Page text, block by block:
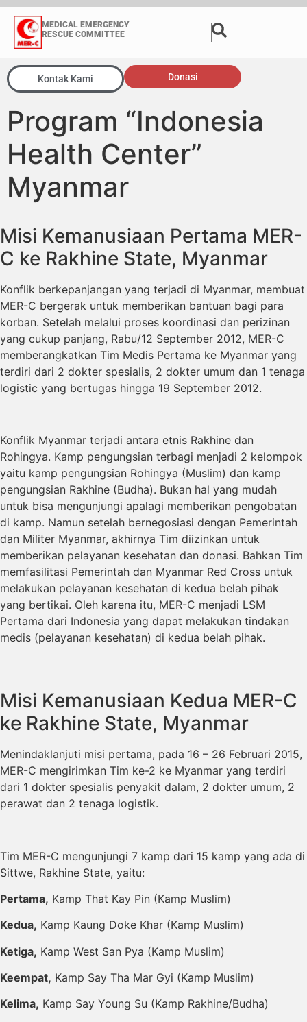
MEDICAL EMERGENCY
RESCUE COMMITTEE
Kontak Kami Donasi
Program “Indonesia
Health Center”
Myanmar
Misi Kemanusiaan Pertama MER-
C ke Rakhine State, Myanmar
Konflik berkepanjangan yang terjadi di Myanmar, membuat
MER-C bergerak untuk memberikan bantuan bagi para
korban. Setelah melalui proses koordinasi dan perizinan
yang cukup panjang, Rabu/12 September 2012, MER-C
memberangkatkan Tim Medis Pertama ke Myanmar yang
terdiri dari 2 dokter spesialis, 2 dokter umum dan 1 tenaga
logistic yang bertugas hingga 19 September 2012.
Konflik Myanmar terjadi antara etnis Rakhine dan
Rohingya. Kamp pengungsian terbagi menjadi 2 kelompok
yaitu kamp pengungsian Rohingya (Muslim) dan kamp
pengungsian Rakhine (Budha). Bukan hal yang mudah
untuk bisa mengunjungi apalagi memberikan pengobatan
di kamp. Namun setelah bernegosiasi dengan Pemerintah
dan Militer Myanmar, akhirnya Tim diizinkan untuk
memberikan pelayanan kesehatan dan donasi. Bahkan Tim
memfasilitasi Pemerintah dan Myanmar Red Cross untuk
melakukan pelayanan kesehatan di kedua belah pihak
yang bertikai. Oleh karena itu, MER-C menjadi LSM
Pertama dari Indonesia yang dapat melakukan tindakan
medis (pelayanan kesehatan) di kedua belah pihak.
Misi Kemanusiaan Kedua MER-C
ke Rakhine State, Myanmar
Menindaklanjuti misi pertama, pada 16 – 26 Februari 2015,
MER-C mengirimkan Tim ke-2 ke Myanmar yang terdiri
dari 1 dokter spesialis penyakit dalam, 2 dokter umum, 2
perawat dan 2 tenaga logistik.
Tim MER-C mengunjungi 7 kamp dari 15 kamp yang ada di
Sittwe, Rakhine State, yaitu:
Pertama, Kamp That Kay Pin (Kamp Muslim)
Kedua, Kamp Kaung Doke Khar (Kamp Muslim)
Ketiga, Kamp West San Pya (Kamp Muslim)
Keempat, Kamp Say Tha Mar Gyi (Kamp Muslim)
Kelima, Kamp Say Young Su (Kamp Rakhine/Budha)